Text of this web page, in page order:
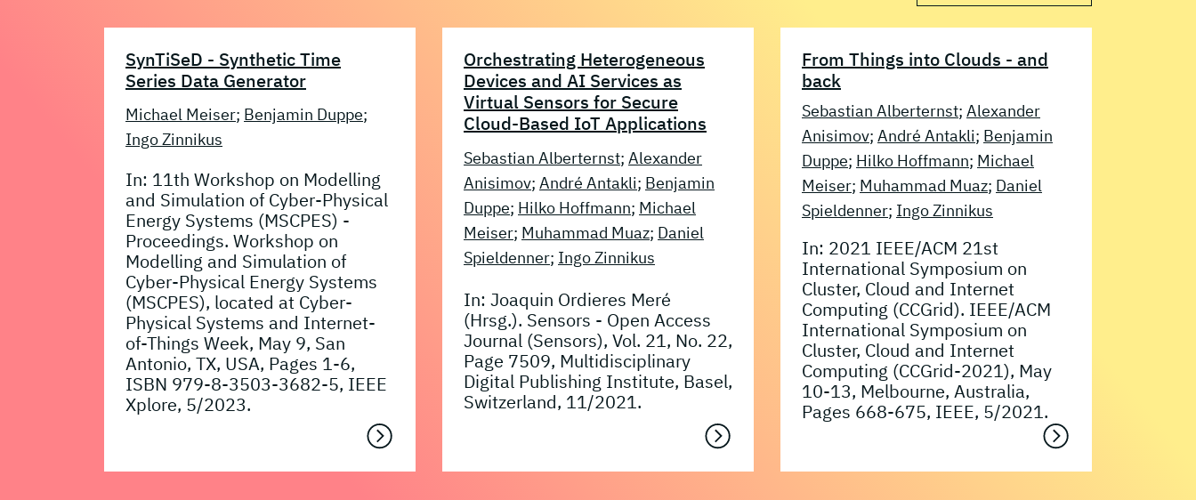
SynTiSeD - Synthetic Time
Series Data Generator
Michael Meiser; Benjamin Duppe;
Ingo Zinnikus
In: 11th Workshop on Modelling
and Simulation of Cyber-Physical
Energy Systems (MSCPES) -
Proceedings. Workshop on
Modelling and Simulation of
Cyber-Physical Energy Systems
(MSCPES), located at Cyber-
Physical Systems and Internet-
of-Things Week, May 9, San
Antonio, TX, USA, Pages 1-6,
ISBN 979-8-3503-3682-5, IEEE
Xplore, 5/2023.
Orchestrating Heterogeneous
Devices and AI Services as
Virtual Sensors for Secure
Cloud-Based IoT Applications
Sebastian Alberternst; Alexander
Anisimov; André Antakli; Benjamin
Duppe; Hilko Hoffmann; Michael
Meiser; Muhammad Muaz; Daniel
Spieldenner; Ingo Zinnikus
In: Joaquin Ordieres Meré
(Hrsg.). Sensors - Open Access
Journal (Sensors), Vol. 21, No. 22,
Page 7509, Multidisciplinary
Digital Publishing Institute, Basel,
Switzerland, 11/2021.
From Things into Clouds - and
back
Sebastian Alberternst; Alexander
Anisimov; André Antakli; Benjamin
Duppe; Hilko Hoffmann; Michael
Meiser; Muhammad Muaz; Daniel
Spieldenner; Ingo Zinnikus
In: 2021 IEEE/ACM 21st
International Symposium on
Cluster, Cloud and Internet
Computing (CCGrid). IEEE/ACM
International Symposium on
Cluster, Cloud and Internet
Computing (CCGrid-2021), May
10-13, Melbourne, Australia,
Pages 668-675, IEEE, 5/2021.